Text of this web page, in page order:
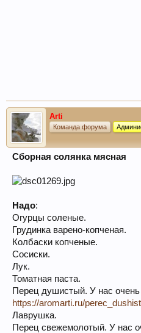
Arti
Команда форума
Сборная солянка мясная
Надо:
Огурцы соленые.
Грудинка варено-копченая.
Колбаски копченые.
Сосиски.
Лук.
Томатная паста.
Перец душистый. У нас
https://aromarti.ru/
Лаврушка.
Перец свежемолотый. У нас